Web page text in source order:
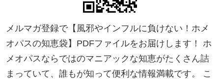
ホメオパシーの始祖である医師ハーネマンの二大著
作をつぶさに研究し、その成果を40数年にわたる実
践経験の中で確かめてきたエワルト・ストットラー
氏。彼が校長を務めるHomeopathy Academy Netherl
ands (HAN)がそれです。
メルマガ登録で【風邪やインフルに負けない！ホメ
オパスの知恵袋】PDFファイルをお届けします！ ホ
メオパスならではのマニアックな知恵がたくさん詰
まっていて、誰もが知って便利な情報満載です。 こ